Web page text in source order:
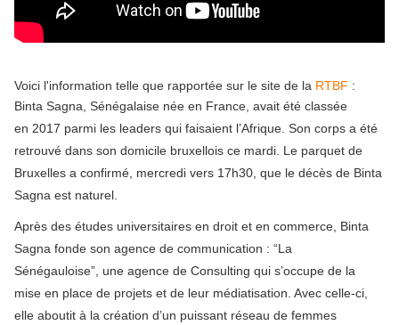
Voici l'information telle que rapportée sur le site de la RTBF :
Binta Sagna, Sénégalaise née en France, avait été classée
en 2017 parmi les leaders qui faisaient l’Afrique. Son corps a été
retrouvé dans son domicile bruxellois ce mardi. Le parquet de
Bruxelles a confirmé, mercredi vers 17h30, que le décès de Binta
Sagna est naturel.
Après des études universitaires en droit et en commerce, Binta
Sagna fonde son agence de communication : “La
Sénégauloise”, une agence de Consulting qui s’occupe de la
mise en place de projets et de leur médiatisation. Avec celle-ci,
elle aboutit à la création d’un puissant réseau de femmes